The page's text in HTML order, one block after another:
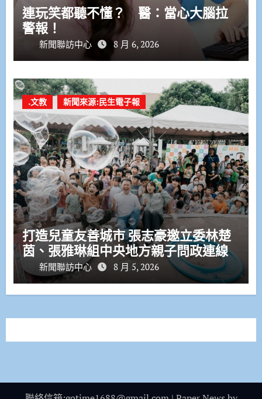
連玩笑都聽不懂？ 醫：當心大腦拉
警報！
新聞聯訪中心 8 月 6, 2026
.文教 新聞來源:民生電子報
打造兒童友善城市 張志豪邀立委林楚
茵、張雅琳組中央地方親子問政連線
新聞聯訪中心 8 月 5, 2026